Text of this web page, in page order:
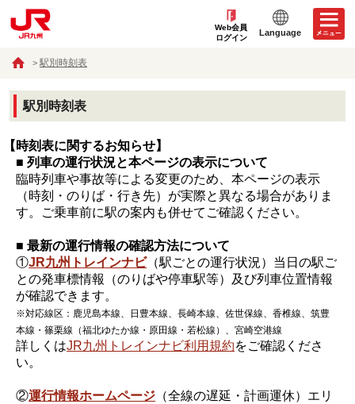
Web会員
ログイン
Language
駅別時刻表
駅別時刻表
【時刻表に関するお知らせ】
■ 列車の運行状況と本ページの表示について
臨時列車や事故等による変更のため、本ページの表示
（時刻・のりば・行き先）が実際と異なる場合がありま
す。ご乗車前に駅の案内も併せてご確認ください。
■ 最新の運行情報の確認方法について
①JR九州トレインナビ（駅ごとの運行状況）当日の駅ご
との発車標情報（のりばや停車駅等）及び列車位置情報
が確認できます。
※対応線区：鹿児島本線、日豊本線、長崎本線、佐世保線、香椎線、筑豊
本線・篠栗線（福北ゆたか線・原田線・若松線）、宮崎空港線
詳しくはJR九州トレインナビ利用規約をご確認くださ
い。
②運行情報ホームページ （全線の遅延・計画運休）エリ